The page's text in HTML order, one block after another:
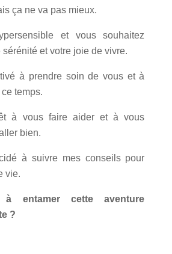
ça ne va pas mieux.
et vous souhaitez
sérénité et votre joie de vivre.
à prendre soin de vous et à
temps.
à vous faire aider et à vous
bien.
à suivre mes conseils pour
vie.
entamer cette aventure
?